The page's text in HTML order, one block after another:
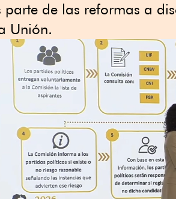
parte de las reformas a
Unión.